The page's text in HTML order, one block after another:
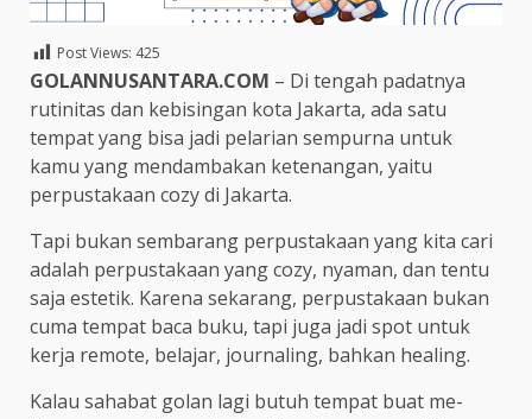
Post Views: 425
GOLANNUSANTARA.COM – Di tengah padatnya
rutinitas dan kebisingan kota Jakarta, ada satu
tempat yang bisa jadi pelarian sempurna untuk
kamu yang mendambakan ketenangan, yaitu
perpustakaan cozy di Jakarta.
Tapi bukan sembarang perpustakaan yang kita cari
adalah perpustakaan yang cozy, nyaman, dan tentu
saja estetik. Karena sekarang, perpustakaan bukan
cuma tempat baca buku, tapi juga jadi spot untuk
kerja remote, belajar, journaling, bahkan healing.
Kalau sahabat golan lagi butuh tempat buat me-